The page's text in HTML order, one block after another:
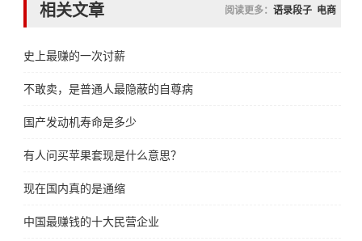
相关文章 阅读更多： 语录段子 电商
史上最赚的一次讨薪
不敢卖，是普通人最隐蔽的自尊病
国产发动机寿命是多少
有人问买苹果套现是什么意思？
现在国内真的是通缩
中国最赚钱的十大民营企业